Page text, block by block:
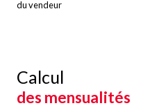
du vendeur
Calcul
des mensualités